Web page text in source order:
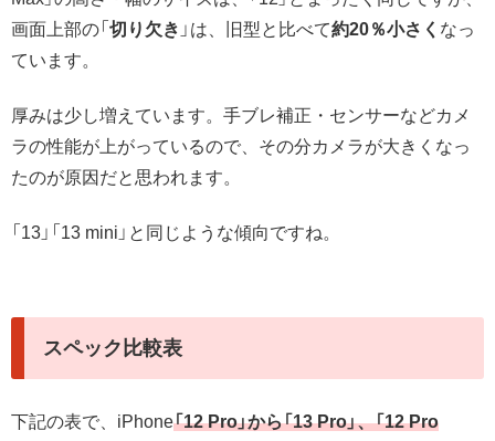
画面上部の「 切り欠き 」は、旧型と比べて約20％小さく なっ
ています。
厚みは少し増えています。手ブレ補正・センサーなどカメ
ラの性能が上がっているので、その分カメラが大きくなっ
たのが原因だと思われます。
「13」「13 mini」と同じような傾向ですね。
スペック比較表
下記の表で、iPhone「12 Pro」から「13 Pro」、「12 Pro